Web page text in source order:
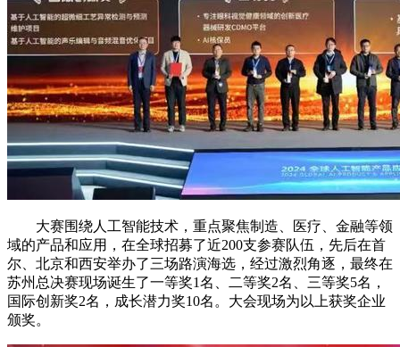
大赛围绕人工智能技术，重点聚焦制造、医疗、金融等领
域的产品和应用，在全球招募了近200支参赛队伍，先后在首
尔、北京和西安举办了三场路演海选，经过激烈角逐，最终在
苏州总决赛现场诞生了一等奖1名、二等奖2名、三等奖5名，
国际创新奖2名，成长潜力奖10名。大会现场为以上获奖企业
颁奖。